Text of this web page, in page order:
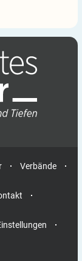
Verbände